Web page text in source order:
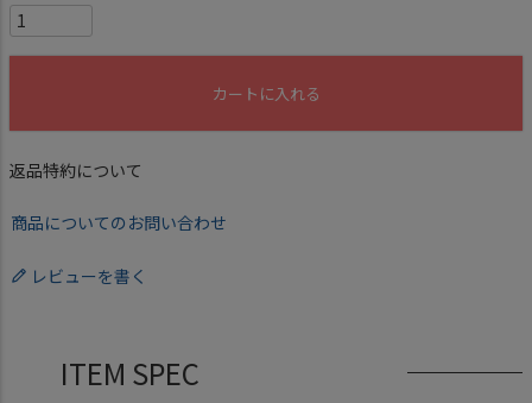
カートに入れる
返品特約について
商品についてのお問い合わせ
レビューを書く
ITEM SPEC